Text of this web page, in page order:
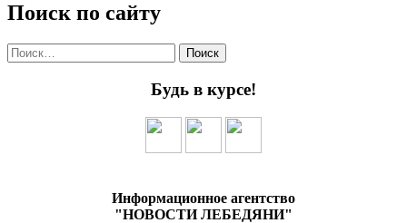
Поиск по сайту
Найти:
Будь в курсе!
Информационное агентство
"НОВОСТИ ЛЕБЕДЯНИ"